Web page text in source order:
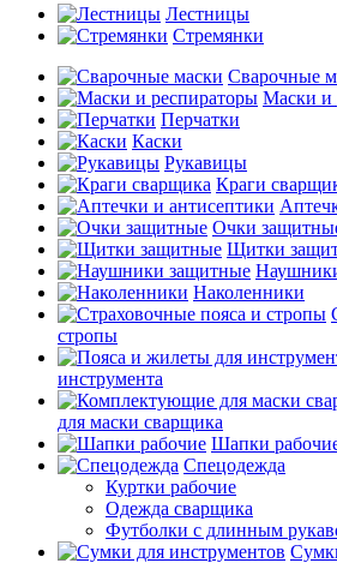
Лестницы
Стремянки
Сварочные
Маски и
Перчатки
Каски
Рукавицы
Краги
Очки
Щитки
Наколенники
стропы
инструмента
для маски сварщика
Шапки
Спецодежда
Куртки рабочие
Одежда сварщика
Футболки с длинным